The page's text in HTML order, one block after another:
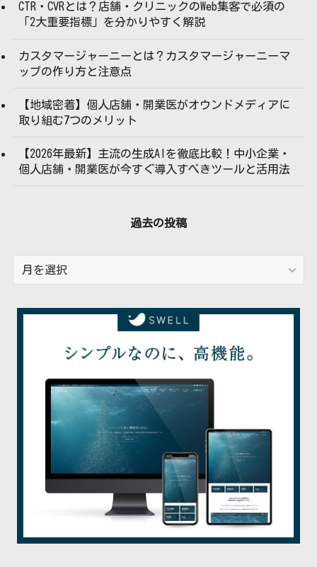
CTR・CVRとは？店舗・クリニックのWeb集客で必須の
「2大重要指標」を分かりやすく解説
カスタマージャーニーとは？カスタマージャーニーマ
ップの作り方と注意点
【地域密着】個人店舗・開業医がオウンドメディアに
取り組む7つのメリット
【2026年最新】主流の生成AIを徹底比較！中小企業・
個人店舗・開業医が今すぐ導入すべきツールと活用法
過去の投稿
投